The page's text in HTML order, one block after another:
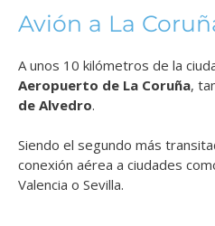
Avión a La
A unos 10 kilómetros de la
Aeropuerto de La Coruña,
de Alvedro.
Siendo el segundo más
conexión aérea a ciudades
Valencia o Sevilla.